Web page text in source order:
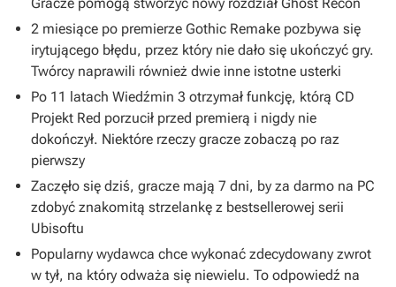
2 miesiące po premierze Gothic Remake pozbywa się
irytującego błędu, przez który nie dało się ukończyć gry.
Twórcy naprawili również dwie inne istotne usterki
Po 11 latach Wiedźmin 3 otrzymał funkcję, którą CD
Projekt Red porzucił przed premierą i nigdy nie
dokończył. Niektóre rzeczy gracze zobaczą po raz
pierwszy
Zaczęło się dziś, gracze mają 7 dni, by za darmo na PC
zdobyć znakomitą strzelankę z bestsellerowej serii
Ubisoftu
Popularny wydawca chce wykonać zdecydowany zwrot
w tył, na który odważa się niewielu. To odpowiedź na